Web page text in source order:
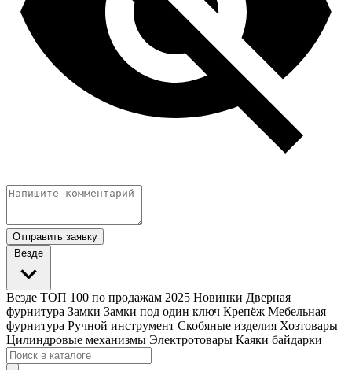
Отправить заявку
Везде
Везде ТОП 100 по продажам 2025 Новинки Дверная
фурнитура Замки Замки под один ключ Крепёж Мебельная
фурнитура Ручной инструмент Скобяные изделия Хозтовары
Цилиндровые механизмы Электротовары Каяки байдарки